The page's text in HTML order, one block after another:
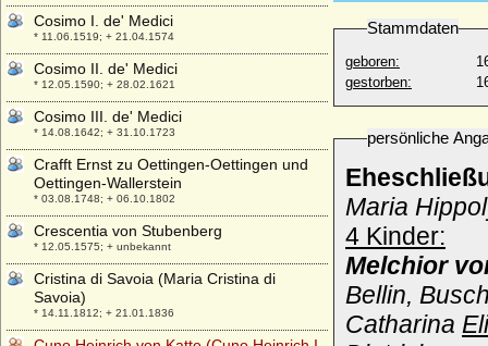
Stammdaten
geboren:
gestorben:
persönliche
Maria
4 Kinder:
Melchior
Bellin,
Catharina
Cosimo I. de' Medici
* 11.06.1519; + 21.04.1574
Cosimo II. de' Medici
* 12.05.1590; + 28.02.1621
Cosimo III. de' Medici
* 14.08.1642; + 31.10.1723
Crafft Ernst zu Oettingen-Oettingen und
Oettingen-Wallerstein
* 03.08.1748; + 06.10.1802
Crescentia von Stubenberg
* 12.05.1575; + unbekannt
Cristina di Savoia (Maria Cristina di
Savoia)
* 14.11.1812; + 21.01.1836